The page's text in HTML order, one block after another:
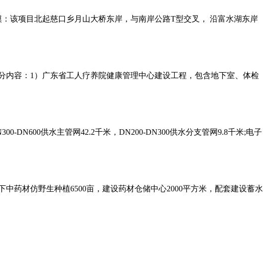
该项目北起慈口乡月山大桥东岸，与南岸公路T型交叉， 沿富水湖东岸
容：1）广东省工人疗养院健康管理中心建设工程，包含地下室、体检
DN600供水主管网42.2千米，DN200-DN300供水分支管网9.8千米;电子
药材仿野生种植6500亩，建设药材仓储中心2000平方米，配套建设蓄水